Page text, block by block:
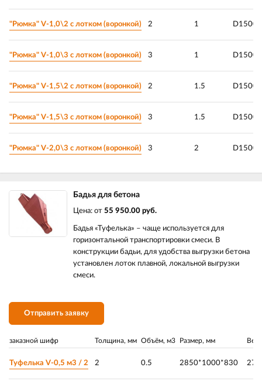
"Рюмка" V-1,0\2 с лотком (воронкой) 2 1
"Рюмка" V-1,0\3 с лотком (воронкой) 3 1
"Рюмка" V-1,5\2 с лотком (воронкой) 2 1.5
"Рюмка" V-1,5\3 с лотком (воронкой) 3 1.5
"Рюмка" V-2,0\3 с лотком (воронкой) 3 2
Бадья для бетона
Цена: от 55 950.00 руб.
Бадья «Туфелька» – чаще используется для
горизонтальной транспортировки смеси. В
конструкции бадьи, для удобства выгрузки бетона
установлен лоток плавной, локальной выгрузки
смеси.
Отправить заявку
заказной шифр Толщина, мм Объём, м3 Размер, мм Вес,
Туфелька V-0,5 м3 / 2 2 0.5 2850*1000*830 270